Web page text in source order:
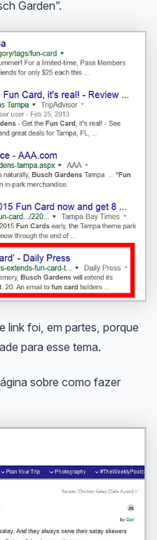
Garden”.
link foi, em partes, porque
para esse tema.
sobre como fazer